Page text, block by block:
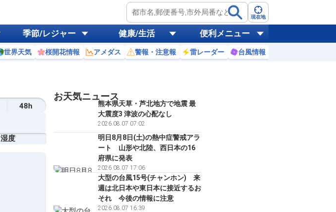
現在地
季節/レジャー 健康/生活 便利メニュー
世界天気 桜開花情報 アメダス 警報・注意報 雷レーダー 台風情報
48h
湿度
お天気ニュース
熊本県天草・芦北地方で地震 最
大震度3 津波の心配なし
2026.08.07 07:02
明日8月8日(土)の熱中症警戒アラ
ート 山形や北陸、西日本の16
府県に発表
2026.08.07 17:06
大型の台風15号(チャンホン) 来
週は北日本や東日本に接近するお
それ 今後の情報に注意
2026.08.07 16:39